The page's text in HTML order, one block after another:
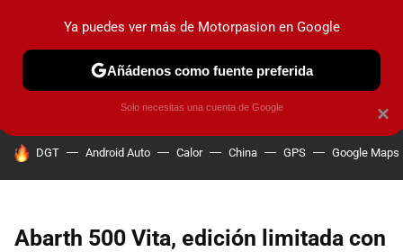
PRUEBAS COCHES ELÉCTRICOS OBSERVATORIO
HOY SE HABLA DE
DGT Android Auto Calor China GPS Google Maps
Abarth 500 Vita, edición limitada con
×
Ya puedes ver más de Motorpasion en Google
Añádenos como fuente preferida
Solo necesitas una cuenta de Google